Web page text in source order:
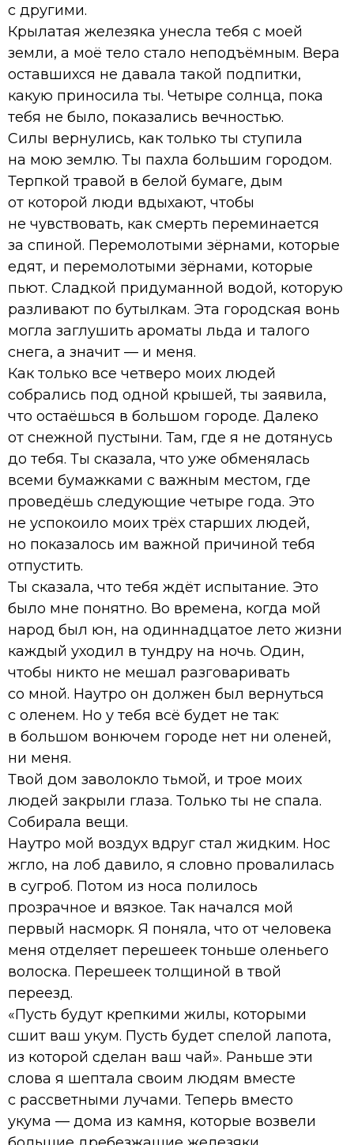
с другими.
Крылатая железяка унесла тебя с моей
земли, а моё тело стало неподъёмным. Вера
оставшихся не давала такой подпитки,
какую приносила ты. Четыре солнца, пока
тебя не было, показались вечностью.
Силы вернулись, как только ты ступила
на мою землю. Ты пахла большим городом.
Терпкой травой в белой бумаге, дым
от которой люди вдыхают, чтобы
не чувствовать, как смерть переминается
за спиной. Перемолотыми зёрнами, которые
едят, и перемолотыми зёрнами, которые
пьют. Сладкой придуманной водой, которую
разливают по бутылкам. Эта городская вонь
могла заглушить ароматы льда и талого
снега, а значит — и меня.
Как только все четверо моих людей
собрались под одной крышей, ты заявила,
что остаёшься в большом городе. Далеко
от снежной пустыни. Там, где я не дотянусь
до тебя. Ты сказала, что уже обменялась
всеми бумажками с важным местом, где
проведёшь следующие четыре года. Это
не успокоило моих трёх старших людей,
но показалось им важной причиной тебя
отпустить.
Ты сказала, что тебя ждёт испытание. Это
было мне понятно. Во времена, когда мой
народ был юн, на одиннадцатое лето жизни
каждый уходил в тундру на ночь. Один,
чтобы никто не мешал разговаривать
со мной. Наутро он должен был вернуться
с оленем. Но у тебя всё будет не так:
в большом вонючем городе нет ни оленей,
ни меня.
Твой дом заволокло тьмой, и трое моих
людей закрыли глаза. Только ты не спала.
Собирала вещи.
Наутро мой воздух вдруг стал жидким. Нос
жгло, на лоб давило, я словно провалилась
в сугроб. Потом из носа полилось
прозрачное и вязкое. Так начался мой
первый насморк. Я поняла, что от человека
меня отделяет перешеек тоньше оленьего
волоска. Перешеек толщиной в твой
переезд.
«Пусть будут крепкими жилы, которыми
сшит ваш укум. Пусть будет спелой лапота,
из которой сделан ваш чай». Раньше эти
слова я шептала своим людям вместе
с рассветными лучами. Теперь вместо
укума — дома из камня, которые возвели